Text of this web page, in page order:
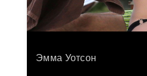
Эмма Уотсон